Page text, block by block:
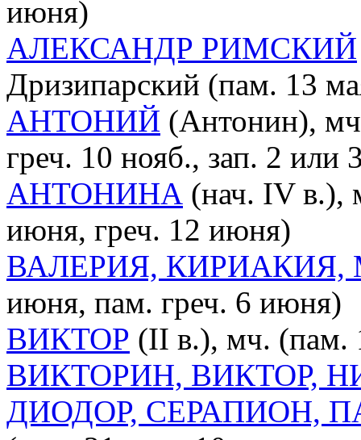
июня)
АЛЕКСАНДР РИМСКИЙ
Дризипарский (пам. 13
АНТОНИЙ (Антонин),
греч. 10 нояб., зап. 2 или
АНТОНИНА (нач. IV в.),
июня, греч. 12 июня)
ВАЛЕРИЯ, КИРИАКИЯ,
июня, пам. греч. 6 июня)
ВИКТОР (II в.), мч. (пам.
ВИКТОРИН, ВИКТОР,
ДИОДОР, СЕРАПИОН,